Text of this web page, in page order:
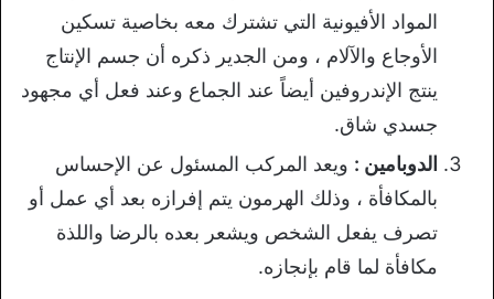
المواد الأفيونية التي تشترك معه بخاصية تسكين
الأوجاع والآلام ، ومن الجدير ذكره أن جسم الإنتاج
ينتج الإندروفين أيضاً عند الجماع وعند فعل أي مجهود
جسدي شاق.
الدوبامين : ويعد المركب المسئول عن الإحساس
بالمكافأة ، وذلك الهرمون يتم إفرازه بعد أي عمل أو
تصرف يفعل الشخص ويشعر بعده بالرضا واللذة
مكافأة لما قام بإنجازه.